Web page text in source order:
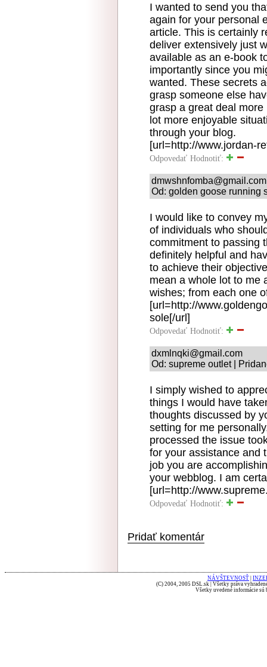
I wanted to send you
again for your personal
article. This is certainly
deliver extensively just
available as an e-book
importantly since you
wanted. These secrets
grasp someone else
grasp a great deal
lot more enjoyable
through your blog.
[url=http://www.jordan-
Odpovedať Hodnotiť:
dmwshnfomba@gmail.com
Od: golden goose running
I would like to convey
of individuals who
commitment to passing
definitely helpful and
to achieve their
mean a whole lot to me
wishes; from each one
[url=http://
sole[/url]
Odpovedať Hodnotiť:
dxmlnqki@gmail.com
Od: supreme outlet |
I simply wished to
things I would have
thoughts discussed by
setting for me
processed the issue
for your assistance and
job you are
your webblog. I am
[url=http://
Odpovedať Hodnotiť:
Pridať komentár
NÁVŠTEVNOSŤ
(C) 2004, 2005 DSL.sk | Všetky práva
Všetky uvedené informácie sú